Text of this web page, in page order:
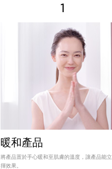
1
暖和產品
將產品置於手心暖和至肌膚的溫度，讓產品能
揮效果。